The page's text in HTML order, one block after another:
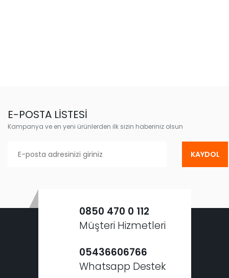
E-POSTA LİSTESİ
Kampanya ve en yeni ürünlerden ilk sizin haberiniz olsun
KAYDOL
0850 470 0 112
Müşteri Hizmetleri
05436606766
Whatsapp Destek